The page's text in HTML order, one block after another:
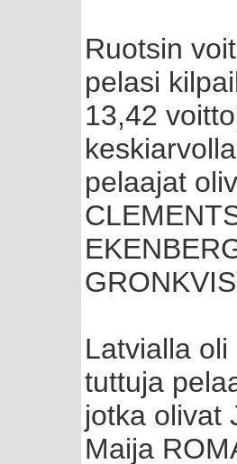
Ruotsin
pelasi
13,42
pelaajat
Latvialla
tuttuja
jotka olivat
Maija